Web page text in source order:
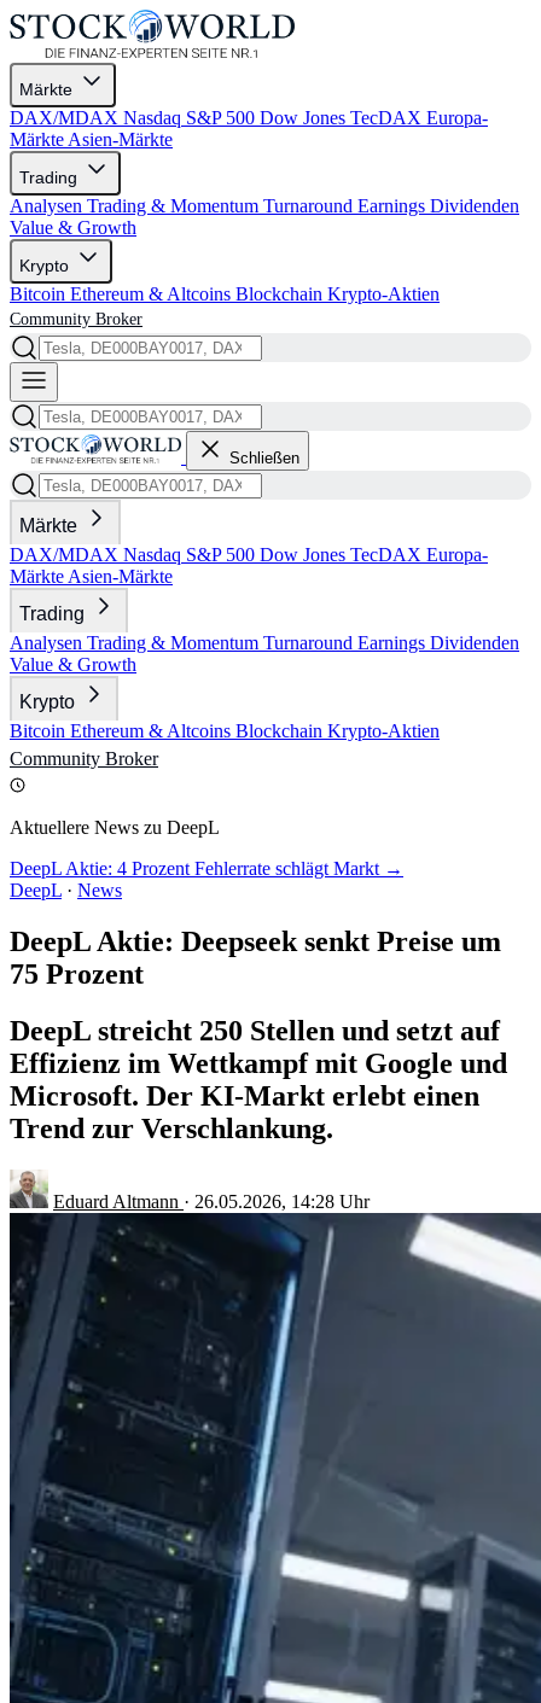
Märkte
DAX/MDAX Nasdaq S&P 500 Dow Jones TecDAX Europa-
Märkte Asien-Märkte
Trading
Analysen Trading & Momentum Turnaround Earnings Dividenden
Value & Growth
Krypto
Bitcoin Ethereum & Altcoins Blockchain Krypto-Aktien
Community Broker
Schließen
Märkte
DAX/MDAX Nasdaq S&P 500 Dow Jones TecDAX Europa-
Märkte Asien-Märkte
Trading
Analysen Trading & Momentum Turnaround Earnings Dividenden
Value & Growth
Krypto
Bitcoin Ethereum & Altcoins Blockchain Krypto-Aktien
Community Broker
Aktuellere News zu DeepL
DeepL Aktie: 4 Prozent Fehlerrate schlägt Markt →
DeepL · News
DeepL Aktie: Deepseek senkt Preise um
75 Prozent
DeepL streicht 250 Stellen und setzt auf
Effizienz im Wettkampf mit Google und
Microsoft. Der KI-Markt erlebt einen
Trend zur Verschlankung.
Eduard Altmann · 26.05.2026, 14:28 Uhr